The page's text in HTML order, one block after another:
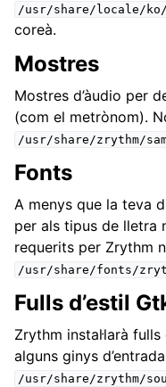
/usr/share/locale/ko/
coreà.
Mostres
Mostres d’àudio per
(com el metrònom).
/usr/share/zrythm/
Fonts
A menys que la teva
per als tipus de lletra
requerits per Zrythm
/usr/share/fonts/
Fulls d’estil
Zrythm instal·larà
alguns ginys
/usr/share/zrythm/